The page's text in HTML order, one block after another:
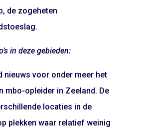
de zogeheten
in deze gebieden:
nieuws voor onder meer het
mbo-opleider in Zeeland. De
locaties in de
plekken waar relatief weinig